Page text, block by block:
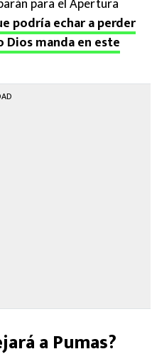
para el Apertura
podría echar a perder
Dios manda en este
a Pumas?